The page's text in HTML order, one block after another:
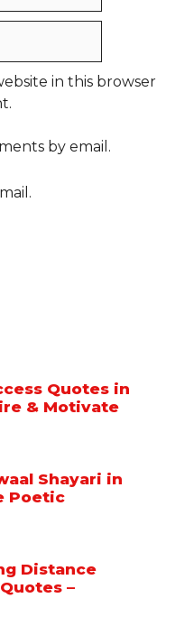
in this browser
by email.
Quotes in
& Motivate
Shayari in
Poetic
Distance
–